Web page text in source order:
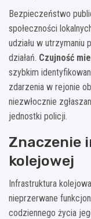
Bezpieczeństwo
społeczności
udziału w utrzymaniu
działań. Czujność
szybkim
zdarzenia w rejonie
niezwłocznie
jednostki policji.
kolejowej
Infrastruktura
nieprzerwane
codziennego życia